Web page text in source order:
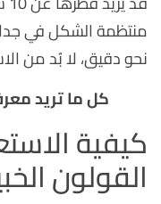
منتظمة الشكل في
نحو دقيق، لا بُد من
كل ما تريد
كيفية
القولون